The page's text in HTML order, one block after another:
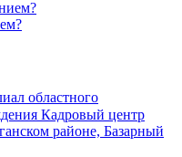
областного
Кадровый центр
районе, Базарный